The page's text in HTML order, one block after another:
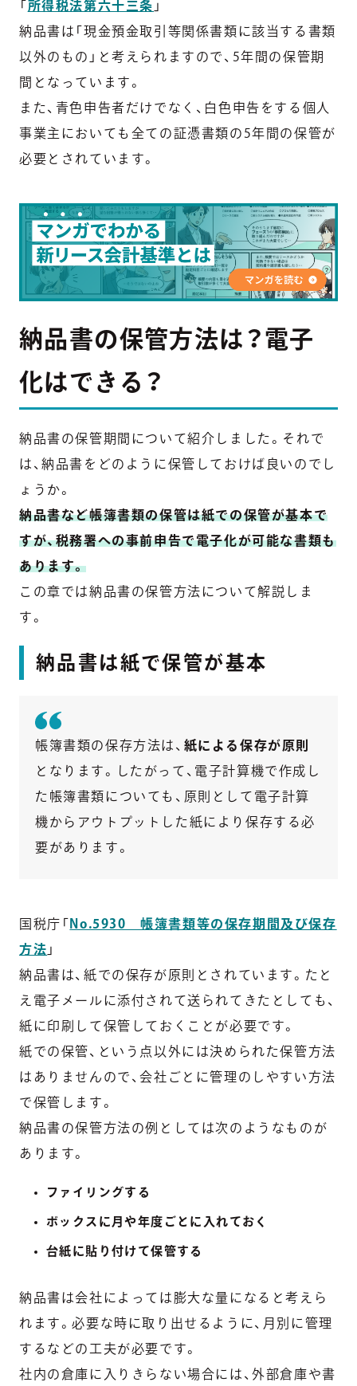
「 所得税法第六十三条 」
納品書は「現金預金取引等関係書類に該当する書類
以外のもの」と考えられますので、5年間の保管期
間となっています。
また、青色申告者だけでなく、白色申告をする個人
事業主においても全ての証憑書類の5年間の保管が
必要とされています。
納品書の保管方法は？電子
化はできる？
納品書の保管期間について紹介しました。それで
は、納品書をどのように保管しておけば良いのでし
ょうか。
納品書など帳簿書類の保管は紙での保管が基本で
すが、税務署への事前申告で電子化が可能な書類も
あります。
この章では納品書の保管方法について解説しま
す。
納品書は紙で保管が基本
帳簿書類の保存方法は、 紙による保存が原則
となります。したがって、電子計算機で作成し
た帳簿書類についても、原則として電子計算
機からアウトプットした紙により保存する必
要があります。
国税庁「 No.5930 帳簿書類等の保存期間及び保存
方法 」
納品書は、紙での保存が原則とされています。たと
え電子メールに添付されて送られてきたとしても、
紙に印刷して保管しておくことが必要です。
紙での保管、という点以外には決められた保管方法
はありませんので、会社ごとに管理のしやすい方法
で保管します。
納品書の保管方法の例としては次のようなものが
あります。
ファイリングする
ボックスに月や年度ごとに入れておく
台紙に貼り付けて保管する
納品書は会社によっては膨大な量になると考えら
れます。必要な時に取り出せるように、月別に管理
するなどの工夫が必要です。
社内の倉庫に入りきらない場合には、外部倉庫や書